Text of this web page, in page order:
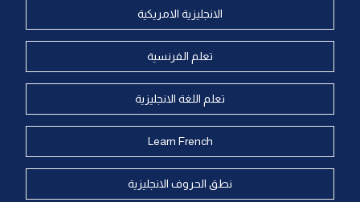
الانجليزية الامريكية
تعلم الفرنسية
تعلم اللغة الانجليزية
Learn French
نطق الحروف الانجليزية